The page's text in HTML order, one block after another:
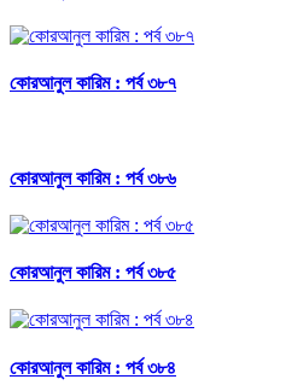
কোরআনুল কারিম : পর্ব ৩৮৭
কোরআনুল কারিম : পর্ব ৩৮৬
কোরআনুল কারিম : পর্ব ৩৮৫
কোরআনুল কারিম : পর্ব ৩৮৪